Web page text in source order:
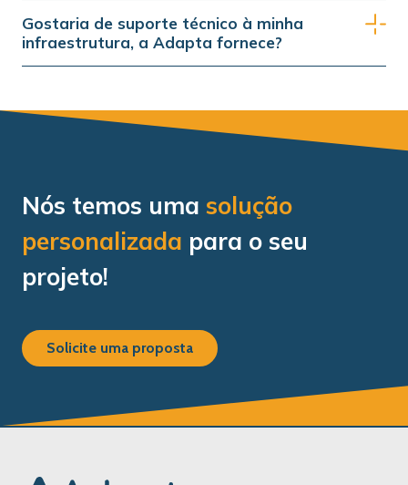
Gostaria de suporte técnico à minha
infraestrutura, a Adapta fornece?
Nós temos uma solução
personalizada para o seu
projeto!
Solicite uma proposta